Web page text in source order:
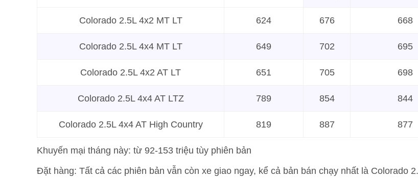
Colorado 2.5L 4x2 MT LT 624 676 668
Colorado 2.5L 4x4 MT LT 649 702 695
Colorado 2.5L 4x2 AT LT 651 705 698
Colorado 2.5L 4x4 AT LTZ 789 854 844
Colorado 2.5L 4x4 AT High Country 819 887 877
Khuyến mại tháng này: từ 92-153 triệu tùy phiên bản
Đặt hàng: Tất cả các phiên bản vẫn còn xe giao ngay, kể cả bản bán chạy nhất là Colorado